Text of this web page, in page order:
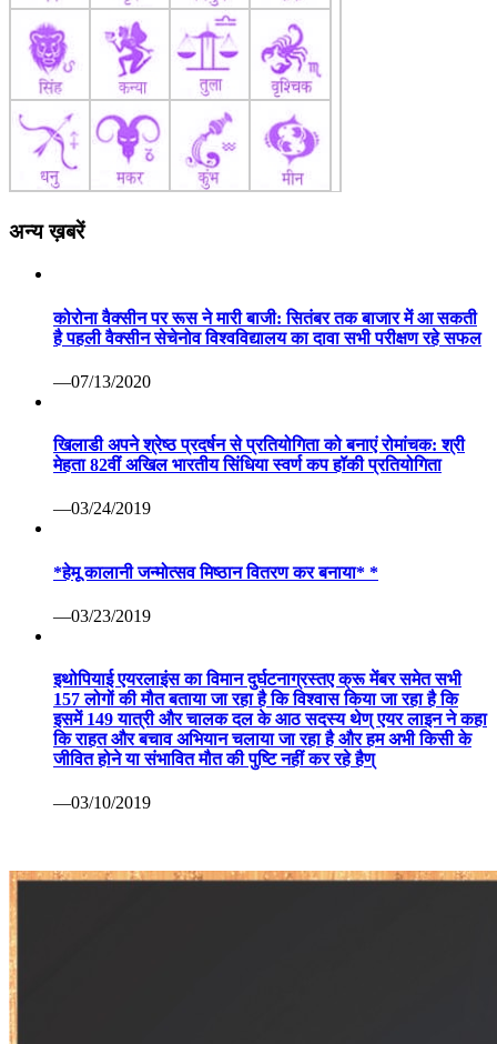
अन्य ख़बरें
कोरोना वैक्सीन पर रूस ने मारी बाजी: सितंबर तक बाजार में आ सकती
है पहली वैक्सीन सेचेनोव विश्वविद्यालय का दावा सभी परीक्षण रहे सफल
—07/13/2020
खिलाडी अपने श्रेष्ठ प्रदर्षन से प्रतियोगिता को बनाएं रोमांचक: श्री
मेहता 82वीं अखिल भारतीय सिंधिया स्वर्ण कप हॉकी प्रतियोगिता
—03/24/2019
*हेमू कालानी जन्मोत्सव मिष्ठान वितरण कर बनाया* *
—03/23/2019
इथोपियाई एयरलाइंस का विमान दुर्घटनाग्रस्तए क्रू मेंबर समेत सभी
157 लोगों की मौत बताया जा रहा है कि विश्वास किया जा रहा है कि
इसमें 149 यात्री और चालक दल के आठ सदस्य थेण् एयर लाइन ने कहा
कि राहत और बचाव अभियान चलाया जा रहा है और हम अभी किसी के
जीवित होने या संभावित मौत की पुष्टि नहीं कर रहे हैण्
—03/10/2019